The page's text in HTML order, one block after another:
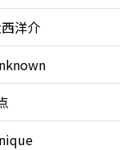
洋介